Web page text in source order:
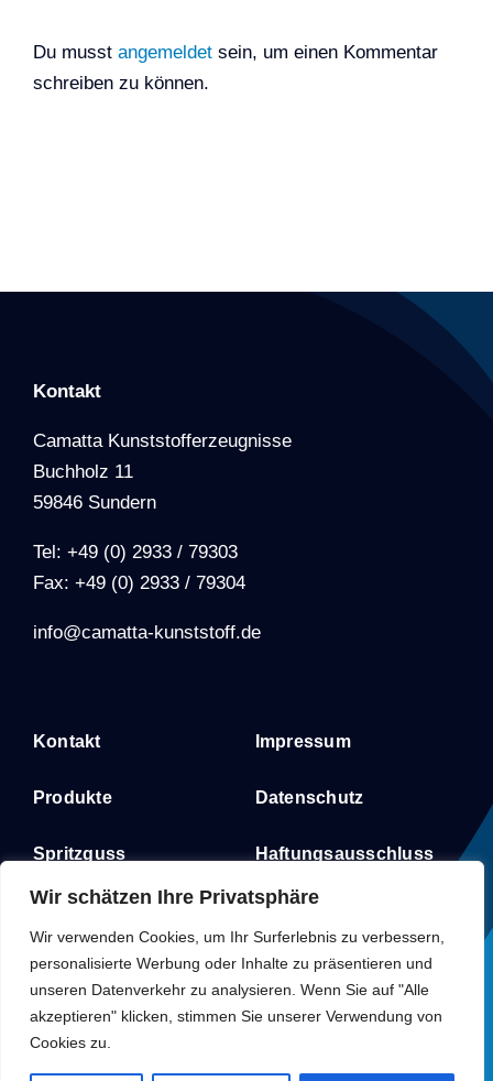
Wir schätzen Ihre Privatsphäre
Wir verwenden Cookies, um Ihr Surferlebnis zu verbessern,
personalisierte Werbung oder Inhalte zu präsentieren und
unseren Datenverkehr zu analysieren. Wenn Sie auf "Alle
akzeptieren" klicken, stimmen Sie unserer Verwendung von
Cookies zu.
Du musst angemeldet sein, um einen Kommentar
schreiben zu können.
Kontakt
Camatta Kunststofferzeugnisse
Buchholz 11
59846 Sundern
Tel: +49 (0) 2933 / 79303
Fax: +49 (0) 2933 / 79304
info@camatta-kunststoff.de
Kontakt
Produkte
Spritzguss
Schulungen
Impressum
Datenschutz
Haftungsausschluss
AGB
© 2023 Camatta Kunststoff | Alle Rechte vorbehalten